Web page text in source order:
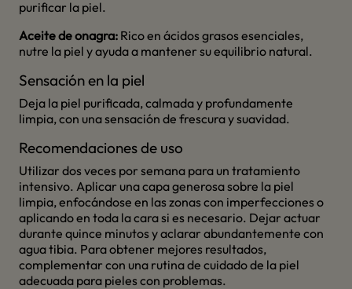
purificar la piel.
Aceite de onagra: Rico en ácidos grasos esenciales,
nutre la piel y ayuda a mantener su equilibrio natural.
Sensación en la piel
Deja la piel purificada, calmada y profundamente
limpia, con una sensación de frescura y suavidad.
Recomendaciones de uso
Utilizar dos veces por semana para un tratamiento
intensivo. Aplicar una capa generosa sobre la piel
limpia, enfocándose en las zonas con imperfecciones o
aplicando en toda la cara si es necesario. Dejar actuar
durante quince minutos y aclarar abundantemente con
agua tibia. Para obtener mejores resultados,
complementar con una rutina de cuidado de la piel
adecuada para pieles con problemas.